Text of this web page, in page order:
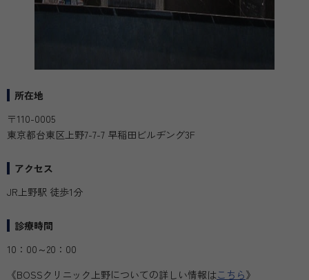
所在地
〒110-0005
東京都台東区上野7-7-7 早稲田ビルヂング3F
アクセス
JR上野駅 徒歩1分
診療時間
10：00～20：00
《BOSSクリニック上野についての詳しい情報はこちら》